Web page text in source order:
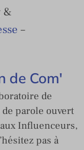
&
–
de Com'
de
parole ouvert
Influenceurs,
pas à